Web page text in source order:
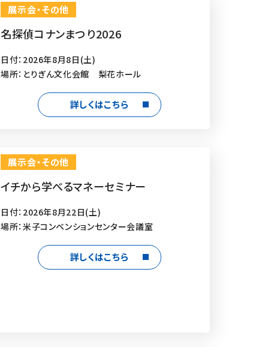
展示会・その他
名探偵コナンまつり2026
日付：2026年8月8日(土)
場所：とりぎん文化会館 梨花ホール
詳しくはこちら
展示会・その他
イチから学べるマネーセミナー
日付：2026年8月22日(土)
場所：米子コンベンションセンター会議室
詳しくはこちら